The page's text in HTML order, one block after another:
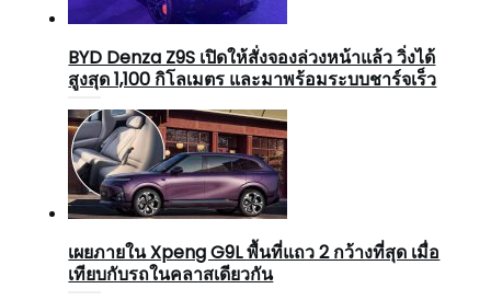
BYD Denza Z9S เปิดให้สั่งจองล่วงหน้าแล้ว วิ่งได้
สูงสุด 1,100 กิโลเมตร และมาพร้อมระบบชาร์จเร็ว
เผยภายใน Xpeng G9L พื้นที่แถว 2 กว้างที่สุด เมื่อ
เทียบกับรถในคลาสเดียวกัน